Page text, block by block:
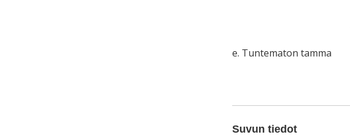
e. Tuntematon tamma
Suvun tiedot